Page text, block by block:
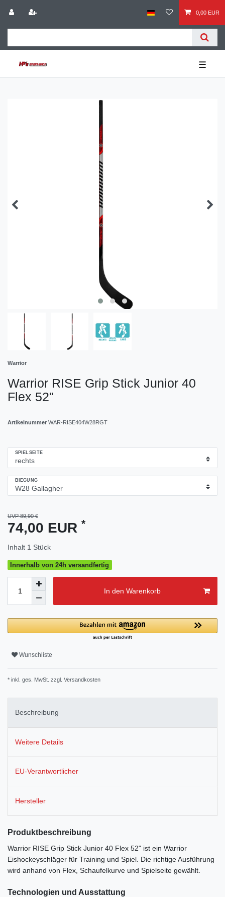
0,00 EUR
☰
Warrior
Warrior RISE Grip Stick Junior 40
Flex 52"
Artikelnummer WAR-RISE404W28RGT
SPIELSEITE
BIEGUNG
UVP 89,90 €
74,00 EUR *
Inhalt 1 Stück
Innerhalb von 24h versandfertig
In den Warenkorb
Wunschliste
* inkl. ges. MwSt. zzgl. Versandkosten
Beschreibung
Weitere Details
EU-Verantwortlicher
Hersteller
Produktbeschreibung
Warrior RISE Grip Stick Junior 40 Flex 52" ist ein Warrior
Eishockeyschläger für Training und Spiel. Die richtige Ausführung
wird anhand von Flex, Schaufelkurve und Spielseite gewählt.
Technologien und Ausstattung